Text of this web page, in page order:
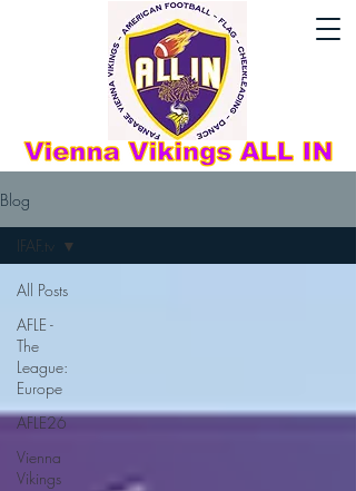
Blog
All Posts
AFLE -
The
League:
Europe
AFLE26
Vienna
Vikings
IFAF.tv